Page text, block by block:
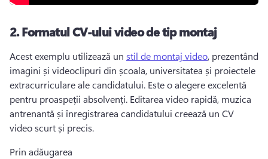
2. Formatul CV-ului video de tip montaj
Acest exemplu utilizează un stil de montaj video, prezentând
imagini și videoclipuri din școala, universitatea și proiectele
extracurriculare ale candidatului. Este o alegere excelentă
pentru proaspeții absolvenți. Editarea video rapidă, muzica
antrenantă și înregistrarea candidatului creează un CV
video scurt și precis.
Prin adăugarea